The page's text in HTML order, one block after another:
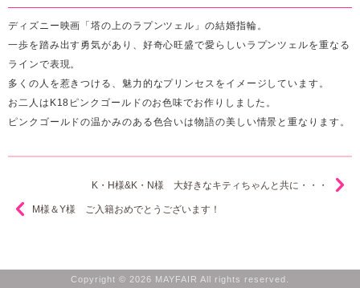
ディズニー映画「塔の上のラプンツェル」の結婚指輪。
一歩を踏み出す勇気があり、好奇心旺盛で愛らしいラプンツェルを重なる
ラインで表現。
多くの人を惹きつける、魅力的なプリンセスをイメージしています。
お二人はK18ピンクゴールドのお色味でお作りしました。
ピンクゴールドの温かみのある色合いは物語の美しい情景と重なります。
K・H様&K・N様 大好きなキティちゃんと共に・・・
M様＆Y様 ご入籍おめでとうございます！
Copyright © 2026 MAYFAIR All rights reserved.